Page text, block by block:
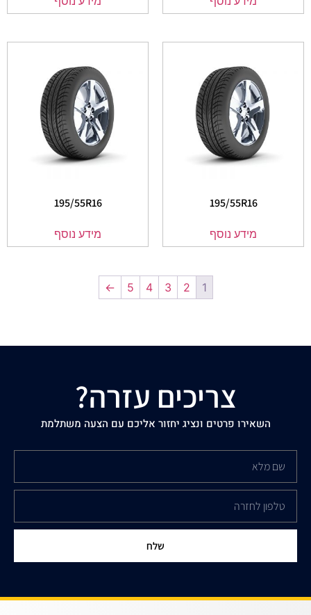
195/55R16
מידע נוסף
195/55R16
מידע נוסף
1
2
3
4
5
←
צריכים עזרה?
השאירו פרטים ונציג יחזור אליכם עם הצעה משתלמת
שלח